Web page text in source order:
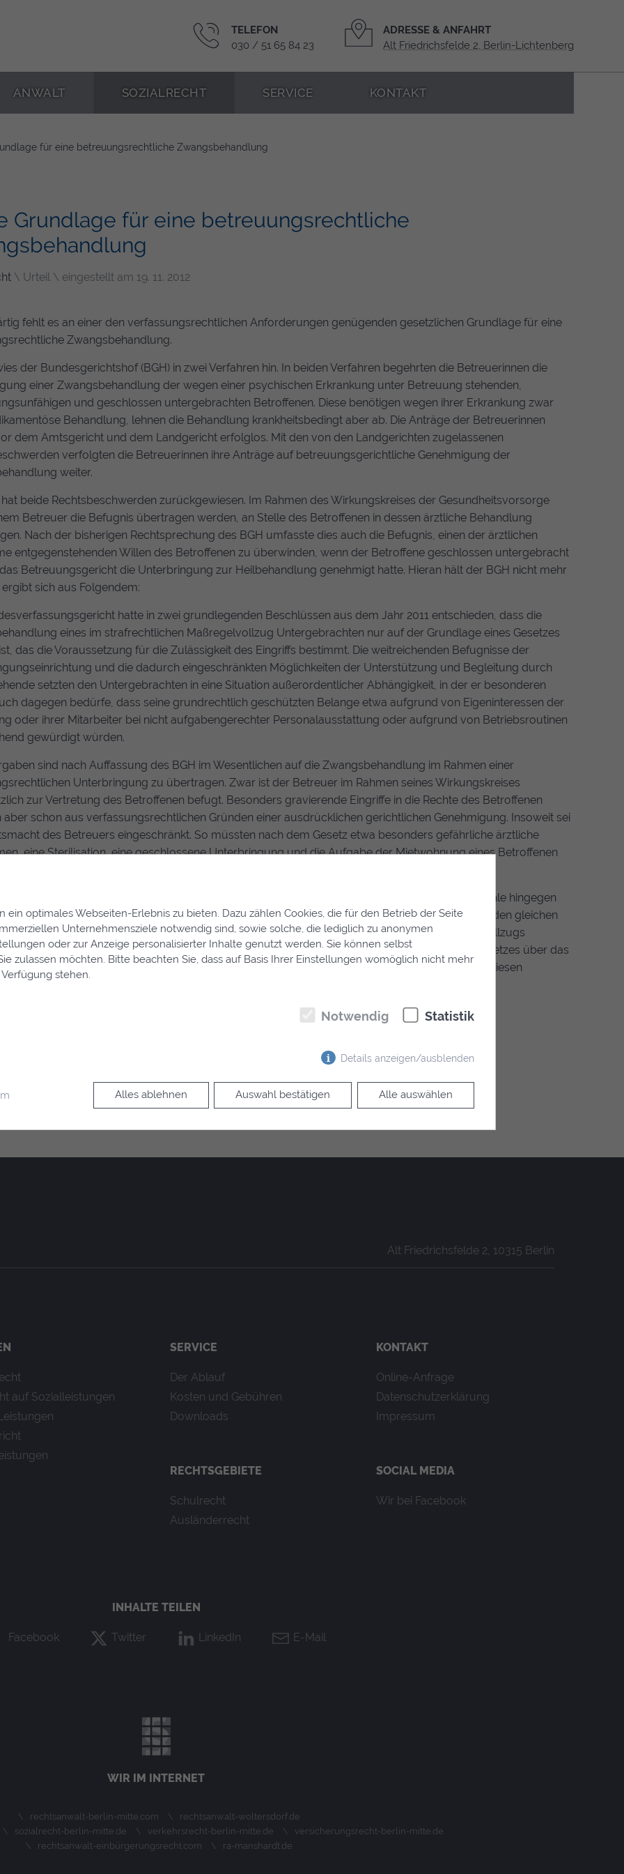
TELEFON
030 / 51 65 84 23
ADRESSE & ANFAHRT
Alt Friedrichsfelde 2, Berlin-Lichtenberg
ANWALT SOZIALRECHT SERVICE KONTAKT
für eine betreuungsrechtliche Zwangsbehandlung
Grundlage für eine betreuungsrechtliche
\ Urteil \ eingestellt am 19. 11. 2012
fehlt es an einer den verfassungsrechtlichen Anforderungen genügenden gesetzlichen Grundlage für eine
Zwangsbehandlung.
der Bundesgerichtshof (BGH) in zwei Verfahren hin. In beiden Verfahren begehrten die Betreuerinnen die
einer Zwangsbehandlung der wegen einer psychischen Erkrankung unter Betreuung stehenden,
und geschlossen untergebrachten Betroffenen. Diese benötigen wegen ihrer Erkrankung zwar
Behandlung, lehnen die Behandlung krankheitsbedingt aber ab. Die Anträge der Betreuerinnen
dem Amtsgericht und dem Landgericht erfolglos. Mit den von den Landgerichten zugelassenen
verfolgten die Betreuerinnen ihre Anträge auf betreuungsgerichtliche Genehmigung der
weiter.
hat beide Rechtsbeschwerden zurückgewiesen. Im Rahmen des Wirkungskreises der Gesundheitsvorsorge
Betreuer die Befugnis übertragen werden, an Stelle des Betroffenen in dessen ärztliche Behandlung
Nach der bisherigen Rechtsprechung des BGH umfasste dies auch die Befugnis, einen der ärztlichen
entgegenstehenden Willen des Betroffenen zu überwinden, wenn der Betroffene geschlossen untergebracht
Betreuungsgericht die Unterbringung zur Heilbehandlung genehmigt hatte. Hieran hält der BGH nicht mehr
ergibt sich aus Folgendem:
hatte in zwei grundlegenden Beschlüssen aus dem Jahr 2011 entschieden, dass die
eines im strafrechtlichen Maßregelvollzug Untergebrachten nur auf der Grundlage eines Gesetzes
das die Voraussetzung für die Zulässigkeit des Eingriffs bestimmt. Die weitreichenden Befugnisse der
und die dadurch eingeschränkten Möglichkeiten der Unterstützung und Begleitung durch
setzten den Untergebrachten in eine Situation außerordentlicher Abhängigkeit, in der er besonderen
dagegen bedürfe, dass seine grundrechtlich geschützten Belange etwa aufgrund von Eigeninteressen der
oder ihrer Mitarbeiter bei nicht aufgabengerechter Personalausstattung oder aufgrund von Betriebsroutinen
gewürdigt würden.
sind nach Auffassung des BGH im Wesentlichen auf die Zwangsbehandlung im Rahmen einer
Unterbringung zu übertragen. Zwar ist der Betreuer im Rahmen seines Wirkungskreises
zur Vertretung des Betroffenen befugt. Besonders gravierende Eingriffe in die Rechte des Betroffenen
aber schon aus verfassungsrechtlichen Gründen einer ausdrücklichen gerichtlichen Genehmigung. Insoweit sei
des Betreuers eingeschränkt. So müssten nach dem Gesetz etwa besonders gefährliche ärztliche
eine Sterilisation, eine geschlossene Unterbringung und die Aufgabe der Mietwohnung eines Betroffenen
gesetzliche Grundlage für die gebotene staatliche Kontrolle des Betreuerhandelns fehle hingegen
einer Zwangsbehandlung des Betroffenen. Jene müsse nach Auffassung der Richter inhaltlich den gleichen
genügen, die das Bundesverfassungsgericht im Rahmen des strafrechtlichen Maßregelvollzugs
hat. Die materiellen Vorschriften des Betreuungsrechts und die Verfahrensvorschriften des Gesetzes über das
in Familiensachen und in den Angelegenheiten der freiwilligen Gerichtsbarkeit (FamFG) würden diesen
Anforderungen nicht genügen.
Alt Friedrichsfelde 2, 10315 Berlin
auf Sozialleistungen
SERVICE
Der Ablauf
Kosten und Gebühren
Downloads
RECHTSGEBIETE
Schulrecht
Ausländerrecht
KONTAKT
Online-Anfrage
Datenschutzerklärung
Impressum
SOCIAL MEDIA
Wir bei Facebook
INHALTE TEILEN
Facebook Twitter LinkedIn E-Mail
WIR IM INTERNET
rechtsanwalt-berlin-mitte.com
rechtsanwalt-woltersdorf.de
sozialrecht-berlin-mitte.de verkehrsrecht-berlin-mitte.de
versicherungsrecht-berlin-mitte.de
rechtsanwalt-einbürgerungsrecht.com
ra-manshardt.de
ein optimales Webseiten-Erlebnis zu bieten. Dazu zählen Cookies, die für den Betrieb der Seite
Unternehmensziele notwendig sind, sowie solche, die lediglich zu anonymen
oder zur Anzeige personalisierter Inhalte genutzt werden. Sie können selbst
zulassen möchten. Bitte beachten Sie, dass auf Basis Ihrer Einstellungen womöglich nicht mehr
stehen.
Notwendig Statistik
Details anzeigen/ausblenden
anonym. Diese Informationen helfen uns zu verstehen, wie unsere Besucher unsere
Website eine anonyme ID. Anhand der ID können Seitenaufrufe einem Besucher zugeordnet
Daten an den Analytics Server übertragen werden.
Website eine anonyme ID. Anhand der ID können Seitenaufrufe einem Besucher zugeordnet
Alles ablehnen Auswahl bestätigen Alle auswählen